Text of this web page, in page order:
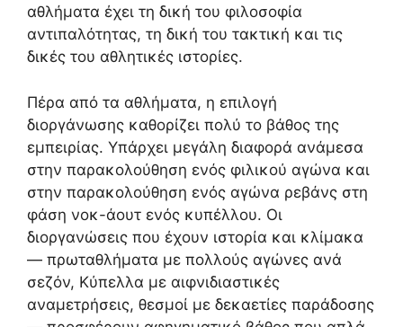
αθλήματα έχει τη δική του φιλοσοφία
αντιπαλότητας, τη δική του τακτική και τις
δικές του αθλητικές ιστορίες.
Πέρα από τα αθλήματα, η επιλογή
διοργάνωσης καθορίζει πολύ το βάθος της
εμπειρίας. Υπάρχει μεγάλη διαφορά ανάμεσα
στην παρακολούθηση ενός φιλικού αγώνα και
στην παρακολούθηση ενός αγώνα ρεβάνς στη
φάση νοκ-άουτ ενός κυπέλλου. Οι
διοργανώσεις που έχουν ιστορία και κλίμακα
— πρωταθλήματα με πολλούς αγώνες ανά
σεζόν, Κύπελλα με αιφνιδιαστικές
αναμετρήσεις, θεσμοί με δεκαετίες παράδοσης